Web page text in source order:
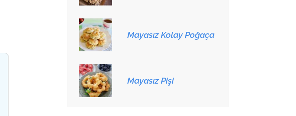
Mayasız Kolay Poğaça
Mayasız Pişi